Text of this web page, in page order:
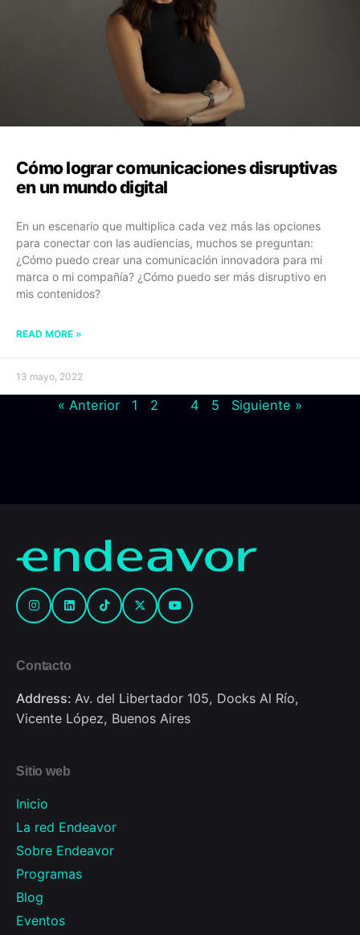
Cómo lograr comunicaciones disruptivas
en un mundo digital
En un escenario que multiplica cada vez más las opciones
para conectar con las audiencias, muchos se preguntan:
¿Cómo puedo crear una comunicación innovadora para mi
marca o mi compañía? ¿Cómo puedo ser más disruptivo en
mis contenidos?
READ MORE »
13 mayo, 2022
« Anterior 1 2 4 5 Siguiente »
Contacto
Address: Av. del Libertador 105, Docks Al Río,
Vicente López, Buenos Aires
Sitio web
Inicio
La red Endeavor
Sobre Endeavor
Programas
Blog
Eventos